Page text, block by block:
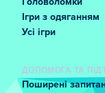
Головоломки
Ігри з одяганням
Усі ігри
ДОПОМОГА ТА
Поширені